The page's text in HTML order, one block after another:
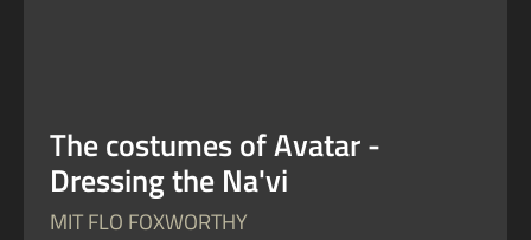
The costumes of Avatar -
Dressing the Na'vi
MIT FLO FOXWORTHY